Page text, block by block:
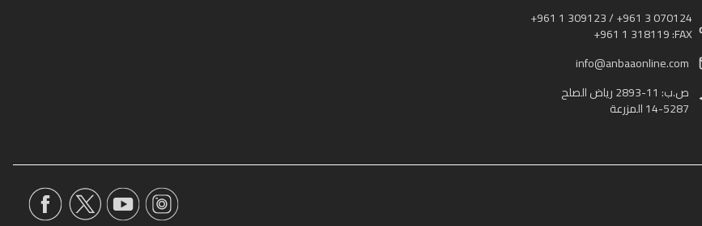
+961 1 309123 / +961 3 070124
+961 1 318119 :FAX
info@anbaaonline.com
ص.ب: 11-2893 رياض الصلح
14-5287 المزرعة